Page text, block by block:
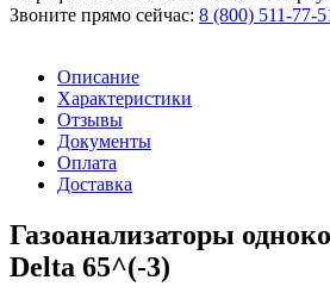
Звоните прямо сейчас: 8 (800) 511-77-
Описание
Характеристики
Отзывы
Документы
Оплата
Доставка
Газоанализаторы
Delta 65^(-3)